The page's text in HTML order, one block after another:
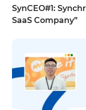
SynCEO#1:
SaaS Company”
Ho Chi Minh City
21st Floor, Etown